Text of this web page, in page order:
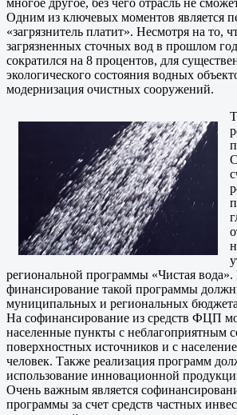
Одним из ключевых моментов является
«загрязнитель платит». Несмотря на то,
загрязненных сточных вод в прошлом
сократился на 8 процентов, для
экологического состояния водных
модернизация очистных сооружений.
региональной программы «Чистая вода».
финансирование такой программы
муниципальных и региональных
На софинансирование из средств ФЦП
населенные пункты с неблагоприятным
поверхностных источников и с
человек. Также реализация программ
использование инновационной
Очень важным является
программы за счет средств частных